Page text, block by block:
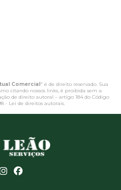
Comercial " é de direito reservado. Sua
citando nossos links, é proibida sem a
de direito autoral – artigo 184 do Código
- Lei de direitos autorais.